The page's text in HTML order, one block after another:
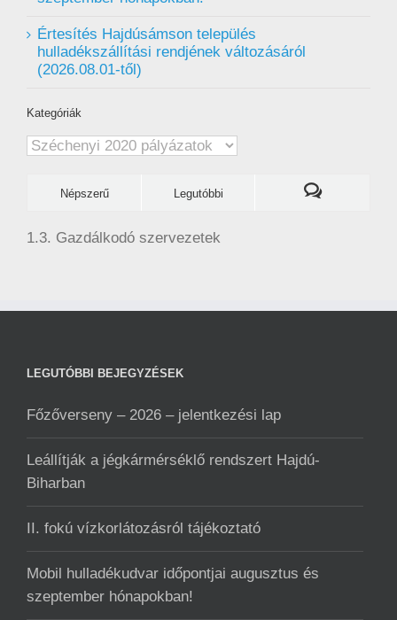
Értesítés Hajdúsámson település
hulladékszállítási rendjének változásáról
(2026.08.01-től)
Kategóriák
Kategóriák
Népszerű Legutóbbi
1.3. Gazdálkodó szervezetek
LEGUTÓBBI BEJEGYZÉSEK
Főzőverseny – 2026 – jelentkezési lap
Leállítják a jégkármérséklő rendszert Hajdú-
Biharban
II. fokú vízkorlátozásról tájékoztató
Mobil hulladékudvar ️időpontjai augusztus és
szeptember hónapokban!